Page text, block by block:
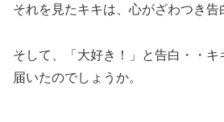
それを見たキキは、心がざわつき告
そして、「大好き！」と告白・・キ
届いたのでしょうか。